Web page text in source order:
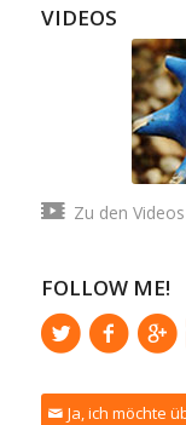
VIDEOS
Zu den Videos
FOLLOW ME!
Ja, ich möchte